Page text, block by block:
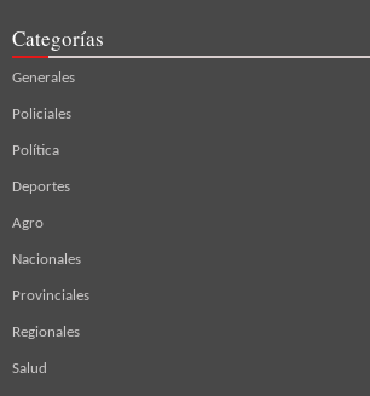
Categorías
Generales
Policiales
Política
Deportes
Agro
Nacionales
Provinciales
Regionales
Salud